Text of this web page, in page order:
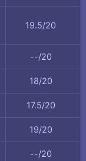
19.5/20
--/20
18/20
17.5/20
19/20
--/20